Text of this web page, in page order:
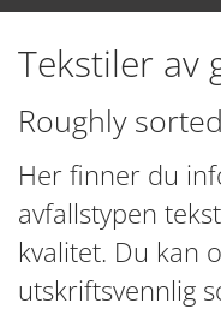
Tekstiler av
Roughly
Her finner du
avfallstypen
kvalitet. Du kan
utskriftsvennlig